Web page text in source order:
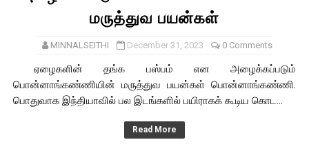
மருத்துவ பயன்கள்
MINNALSEITHI December 31, 2023 0 Comments
ஏழைகளின் தங்க பஸ்பம் என அழைக்கப்படும்
பொன்னாங்கண்ணியின் மருத்துவ பயன்கள் பொன்னாங்கண்ணி.
பொதுவாக இந்தியாவில் பல இடங்களில் பயிராகக் கூடிய கொட...
Read More